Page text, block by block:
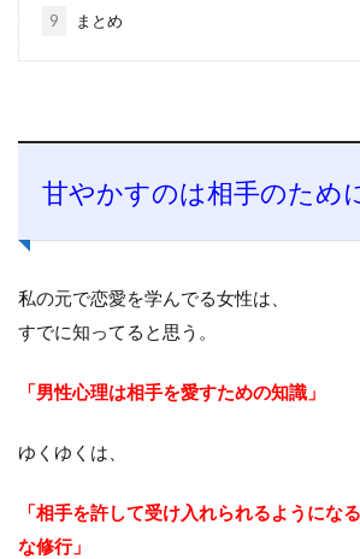
9 まとめ
甘やかすのは相手のため
私の元で恋愛を学んでる女性は、
すでに知ってると思う。
「男性心理は相手を愛すための知識」
ゆくゆくは、
「相手を許して受け入れられるようにな
な修行」